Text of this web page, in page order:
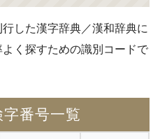
した漢字辞典／漢和辞典に
く探すための識別コードで
字番号一覧